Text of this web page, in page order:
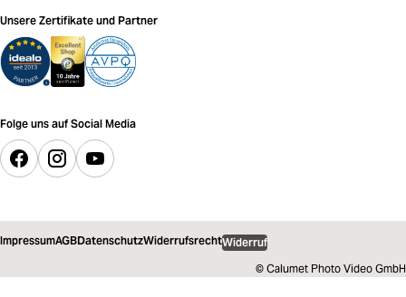
Unsere Zertifikate und Partner
Folge uns auf Social Media
ImpressumAGBDatenschutzWiderrufsrechtWiderruf
© Calumet Photo Video GmbH